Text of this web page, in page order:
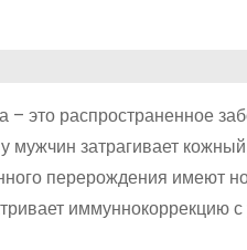
это распространенное
затрагивает
перерождения имеют
иммуннокоррекцию